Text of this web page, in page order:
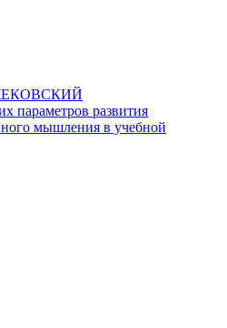
параметров развития
мышления в учебной